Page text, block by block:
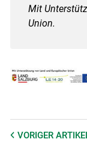
Mit
Union.
VORIGER